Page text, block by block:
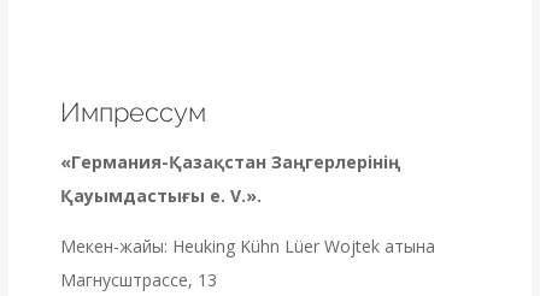
Импрессум
«Германия-Қазақстан Заңгерлерінің
Қауымдастығы e. V.».
Мекен-жайы: Heuking Kühn Lüer Wojtek атына
Магнусштрассе, 13